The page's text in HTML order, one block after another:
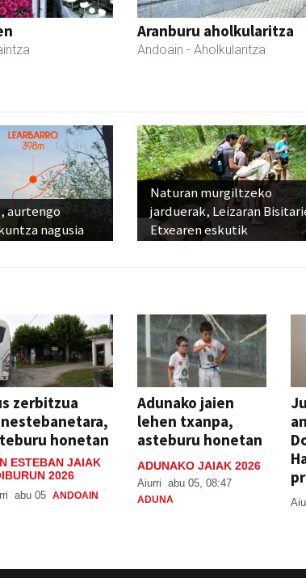
Aranburu aholkularitza
Andoain - Aholkularitza
aurtengo
nagusia
Naturan murgiltzeko
jarduerak, Leizaran
Etxearen eskutik
zerbitzua
honetan
ESTEBAN JAIAK
2026
abu 05 ANDOAIN
Adunako jaien
lehen txanpa,
asteburu honetan
ADUNAKO JAIAK 2026
Aiurri abu 05, 08:47
ADUNA